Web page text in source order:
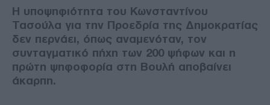
Η υποψηφιότητα του Κωνσταντίνου
Τασούλα για την Προεδρία της Δημοκρατίας
δεν περνάει, όπως αναμενόταν, τον
συνταγματικό πήχη των 200 ψήφων και η
πρώτη ψηφοφορία στη Βουλή αποβαίνει
άκαρπη.